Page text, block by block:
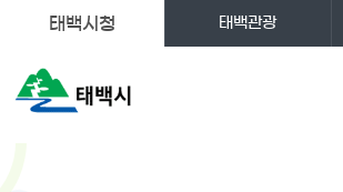
태백시청 태백관광